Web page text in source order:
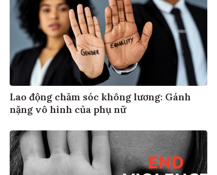
Lao động chăm sóc không lương: Gánh
nặng vô hình của phụ nữ